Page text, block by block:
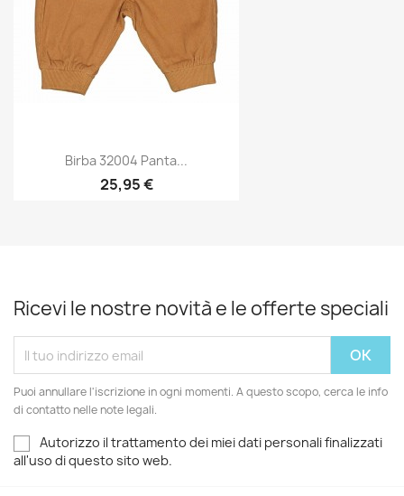
Birba 32004 Panta...
25,95 €
Ricevi le nostre novità e le offerte speciali
Puoi annullare l'iscrizione in ogni momenti. A questo scopo, cerca le info
di contatto nelle note legali.
Autorizzo il trattamento dei miei dati personali finalizzati
all'uso di questo sito web.